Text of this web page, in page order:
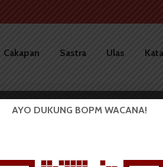
Cakapan Sastra Ulas
AYO DUKUNG BOPM WACANA!